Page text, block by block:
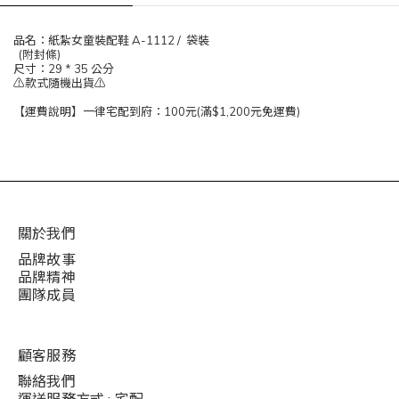
品名：紙紮女童裝配鞋 A-1112 / 袋裝
(附封條)
尺寸：29 * 35 公分
⚠️款式隨機出貨⚠️
【運費說明】一律宅配到府：100元(滿$1,200元免運費)
關於我們
品牌故事
品牌精神
團隊成員
顧客服務
聯絡我們